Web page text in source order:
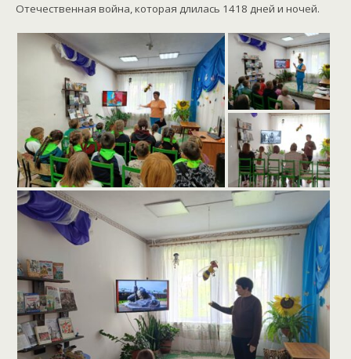
Отечественная война, которая длилась 1418 дней и ночей.